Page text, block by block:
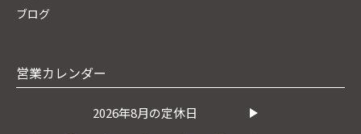
ブログ
営業カレンダー
2026年8月の定休日